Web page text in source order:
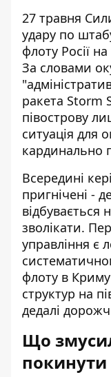
27 травня
удару по
флоту Росії
За словами
ракета Storm
півострову
ситуація для
кардинально
Всередині
пригнічені -
відбувається
зволікати.
управління є
флоту в
структур на
дедалі
Що